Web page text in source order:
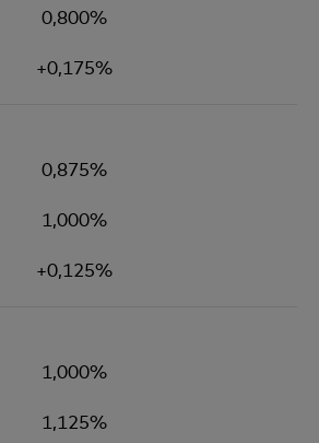
0,800%
+0,175%
0,875%
1,000%
+0,125%
1,000%
1,125%